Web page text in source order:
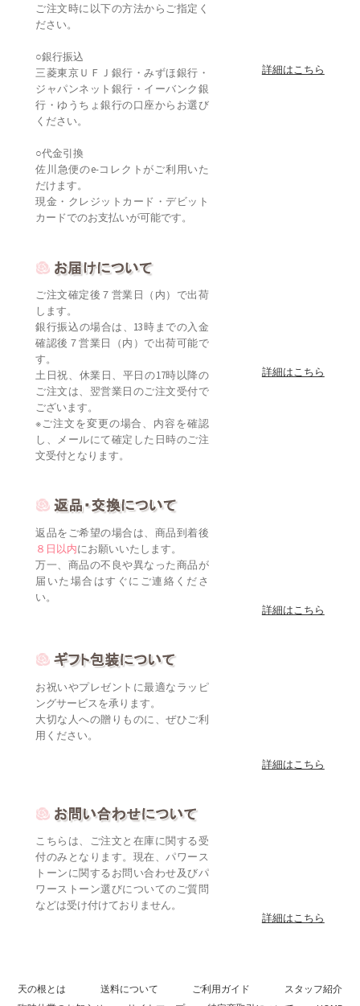
ご注文時に以下の方法からご指定く
ださい。
○銀行振込
三菱東京ＵＦＪ銀行・みずほ銀行・
ジャパンネット銀行・イーバンク銀
行・ゆうちょ銀行の口座からお選び
ください。
○代金引換
佐川急便のe-コレクトがご利用いた
だけます。
現金・クレジットカード・デビット
カードでのお支払いが可能です。
詳細はこちら
ご注文確定後７営業日（内）で出荷
します。
銀行振込の場合は、13時までの入金
確認後７営業日（内）で出荷可能で
す。
土日祝、休業日、平日の17時以降の
ご注文は、翌営業日のご注文受付で
ございます。
※ご注文を変更の場合、内容を確認
し、メールにて確定した日時のご注
文受付となります。
詳細はこちら
返品をご希望の場合は、商品到着後
８日以内にお願いいたします。
万一、商品の不良や異なった商品が
届いた場合はすぐにご連絡くださ
い。
詳細はこちら
お祝いやプレゼントに最適なラッピ
ングサービスを承ります。
大切な人への贈りものに、ぜひご利
用ください。
詳細はこちら
こちらは、ご注文と在庫に関する受
付のみとなります。現在、パワース
トーンに関するお問い合わせ及びパ
ワーストーン選びについてのご質問
などは受け付けておりません。
詳細はこちら
天の根とは 送料について ご利用ガイド
スタッフ紹介